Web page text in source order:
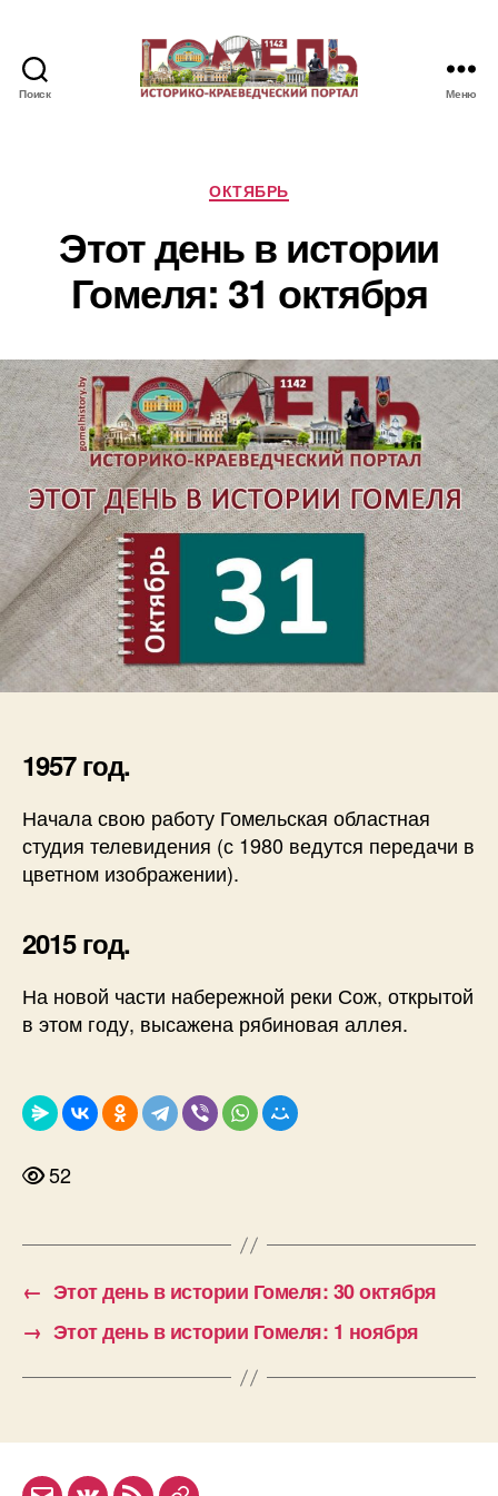
Поиск
даты
Гомеля
Меню
Рубрики
ОКТЯБРЬ
Этот день в истории
Гомеля: 31 октября
1957 год.
Начала свою работу Гомельская областная
студия телевидения (с 1980 ведутся передачи в
цветном изображении).
2015 год.
На новой части набережной реки Сож, открытой
в этом году, высажена рябиновая аллея.
52
← Этот день в истории Гомеля: 30 октября
→ Этот день в истории Гомеля: 1 ноября